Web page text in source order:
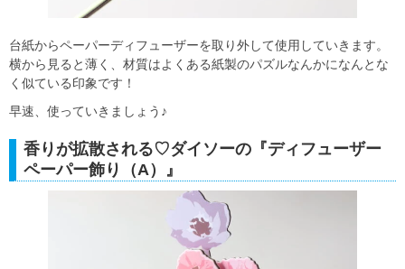
台紙からペーパーディフューザーを取り外して使用していきます。
横から見ると薄く、材質はよくある紙製のパズルなんかになんとな
く似ている印象です！
早速、使っていきましょう♪
香りが拡散される♡ダイソーの『ディフューザー
ペーパー飾り（A）』